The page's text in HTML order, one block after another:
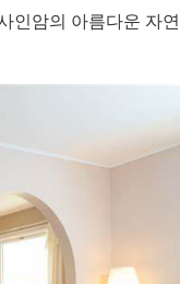
인암의 아름다운 자